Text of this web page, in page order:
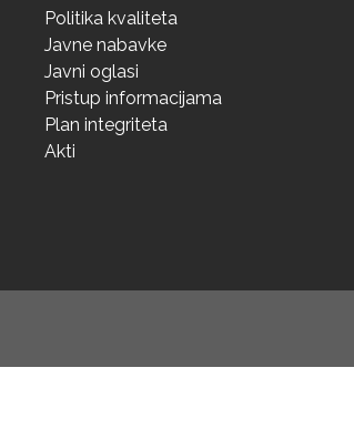
Politika kvaliteta
Javne nabavke
Javni oglasi
Pristup informacijama
Plan integriteta
Akti